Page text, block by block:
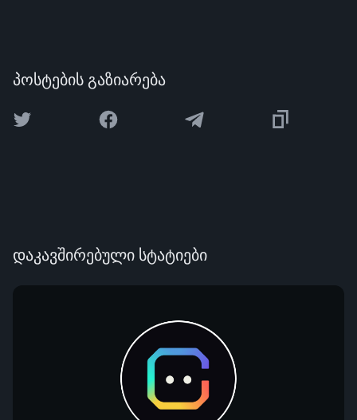
პოსტების გაზიარება
დაკავშირებული სტატიები